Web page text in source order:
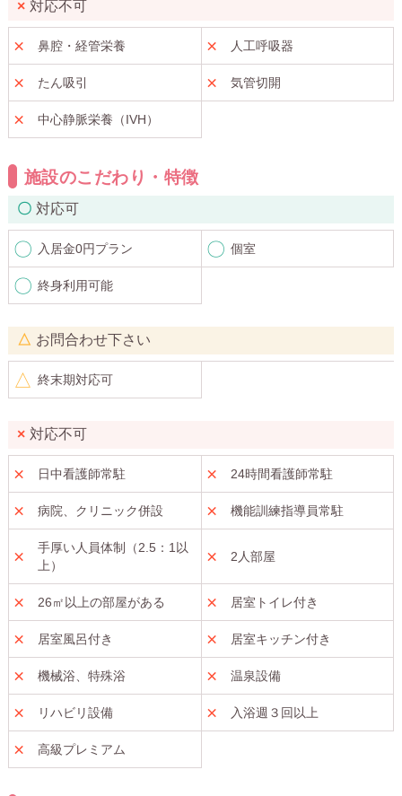
対応不可
鼻腔・経管栄養 人工呼吸器
たん吸引 気管切開
中心静脈栄養（IVH）
施設のこだわり・特徴
対応可
入居金0円プラン 個室
終身利用可能
お問合わせ下さい
終末期対応可
対応不可
日中看護師常駐 24時間看護師常駐
病院、クリニック併設 機能訓練指導員常駐
手厚い人員体制（2.5：1以
上）
2人部屋
26㎡以上の部屋がある 居室トイレ付き
居室風呂付き 居室キッチン付き
機械浴、特殊浴 温泉設備
リハビリ設備 入浴週３回以上
高級プレミアム